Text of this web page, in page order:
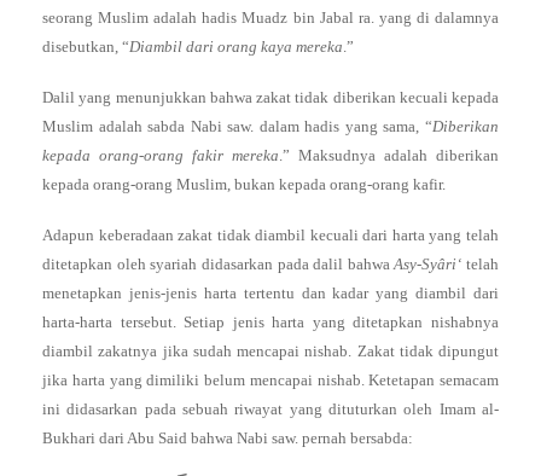
seorang Muslim adalah hadis Muadz bin Jabal ra. yang di dalamnya
disebutkan, “Diambil dari orang kaya mereka.”
Dalil yang menunjukkan bahwa zakat tidak diberikan kecuali kepada
Muslim adalah sabda Nabi saw. dalam hadis yang sama, “Diberikan
kepada orang-orang fakir mereka.” Maksudnya adalah diberikan
kepada orang-orang Muslim, bukan kepada orang-orang kafir.
Adapun keberadaan zakat tidak diambil kecuali dari harta yang telah
ditetapkan oleh syariah didasarkan pada dalil bahwaAsy-Syâri‘ telah
menetapkan jenis-jenis harta tertentu dan kadar yang diambil dari
harta-harta tersebut. Setiap jenis harta yang ditetapkan nishabnya
diambil zakatnya jika sudah mencapai nishab. Zakat tidak dipungut
jika harta yang dimiliki belum mencapai nishab. Ketetapan semacam
ini didasarkan pada sebuah riwayat yang dituturkan oleh Imam al-
Bukhari dari Abu Said bahwa Nabi saw. pernah bersabda: